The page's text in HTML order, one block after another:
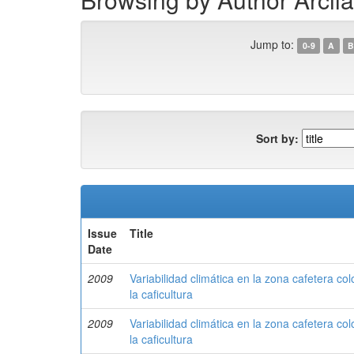
Jump to: 0-9 A B
Sort by:
Issue
Date
Title
2009
Variabilidad climática en la zona cafetera
la caficultura
2009
Variabilidad climática en la zona cafetera
la caficultura